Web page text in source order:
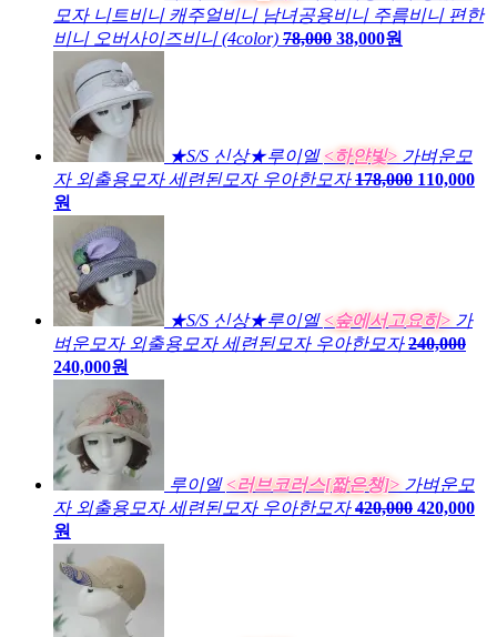
모자 니트비니 캐주얼비니 남녀공용비니 주름비니 편한
비니 오버사이즈비니 (4color) 78,000 38,000원
★S/S 신상★루이엘 <하얀빛> 가벼운모
자 외출용모자 세련된모자 우아한모자 178,000 110,000
원
★S/S 신상★루이엘 <숲에서고요히> 가
벼운모자 외출용모자 세련된모자 우아한모자 240,000
240,000원
루이엘 <러브코러스[짧은챙]> 가벼운모
자 외출용모자 세련된모자 우아한모자 420,000 420,000
원